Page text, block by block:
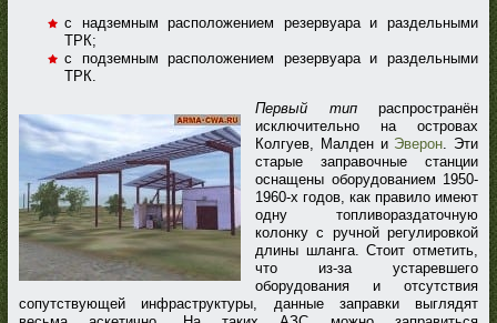
с надземным расположением резервуара и раздельными
ТРК;
с подземным расположением резервуара и раздельными
ТРК.
Первый типраспространён
исключительно на островах
Колгуев, Малден и Эверон. Эти
старые заправочные станции
оснащены оборудованием 1950-
1960-х годов, как правило имеют
одну топливораздаточную
колонку с ручной регулировкой
длины шланга. Стоит отметить,
что из-за устаревшего
оборудования и отсутствия
сопутствующей инфраструктуры, данные заправки выглядят